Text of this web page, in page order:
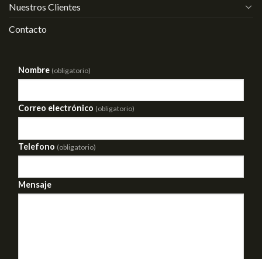
Nuestros Clientes
Contacto
Nombre (obligatorio)
Correo electrónico (obligatorio)
Telefono (obligatorio)
Mensaje